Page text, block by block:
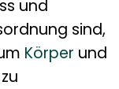
und
sind,
Körper und